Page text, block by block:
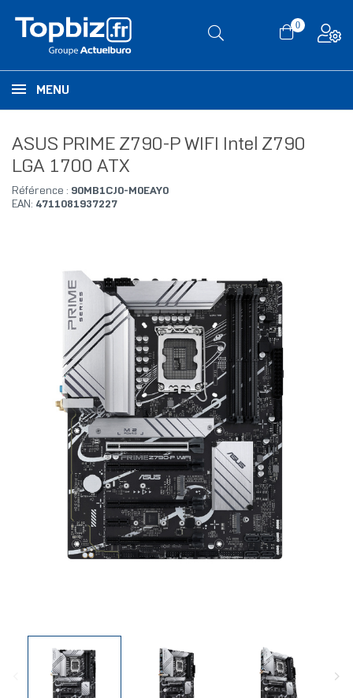
0
MENU
ASUS PRIME Z790-P WIFI Intel Z790
LGA 1700 ATX
Référence : 90MB1CJ0-M0EAY0
EAN: 4711081937227